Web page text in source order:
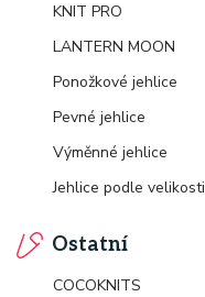
KNIT PRO
LANTERN MOON
Ponožkové jehlice
Pevné jehlice
Výměnné jehlice
Jehlice podle velikosti
Ostatní
COCOKNITS